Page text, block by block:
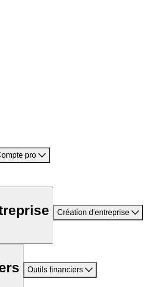
pro
Création d'entreprise
Outils financiers